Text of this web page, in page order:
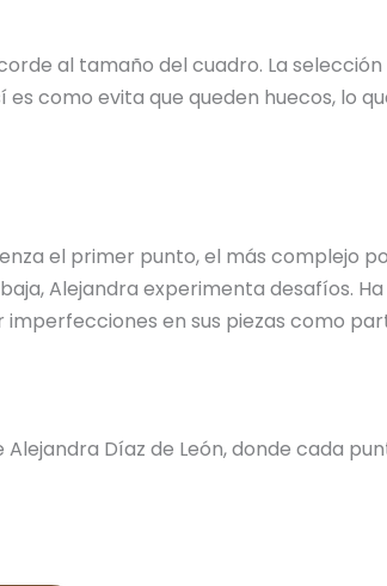
al tamaño del cuadro. La
es como evita que queden huecos, lo
el primer punto, el más complejo
Alejandra experimenta desafíos.
en sus piezas como
Díaz de León, donde cada